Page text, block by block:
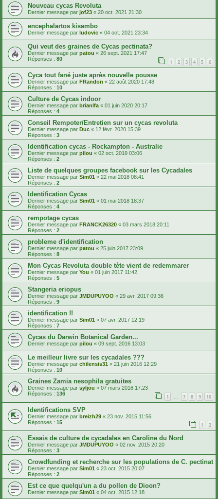
Nouveau cycas Revoluta
Dernier message par jof23 « 20 oct. 2021 21:30
encephalartos kisambo
Dernier message par ludovic « 04 oct. 2021 23:34
Qui veut des graines de Cycas pectinata?
Dernier message par patou « 26 sept. 2021 17:47
Réponses : 80 1 2 3 4 5 6
Cyca tout fané juste après nouvelle pousse
Dernier message par FRandon « 22 août 2020 17:48
Réponses : 10
Culture de Cycas indoor
Dernier message par brianlfa « 01 juin 2020 20:17
Réponses : 4
Conseil Rempoter/Entretien sur un cycas revoluta
Dernier message par Duc « 12 févr. 2020 15:39
Réponses : 3
Identification cycas - Rockampton - Australie
Dernier message par pilou « 02 oct. 2019 03:06
Réponses : 2
Liste de quelques groupes facebook sur les Cycadales
Dernier message par Sim01 « 22 mai 2018 08:41
Réponses : 2
Identification Cycas
Dernier message par Sim01 « 01 mai 2018 18:37
Réponses : 4
rempotage cycas
Dernier message par FRANCK26320 « 03 mars 2018 20:11
Réponses : 2
probleme d'identification
Dernier message par patou « 25 juin 2017 23:09
Réponses : 8
Mon Cycas Revoluta double tète vient de redemmarer
Dernier message par You « 01 juin 2017 11:42
Réponses : 5
Stangeria eriopus
Dernier message par JMDUPUYOO « 29 avr. 2017 09:36
Réponses : 9
identification !!
Dernier message par Sim01 « 07 avr. 2017 12:19
Réponses : 7
Cycas du Darwin Botanical Garden...
Dernier message par pilou « 09 sept. 2016 13:03
Le meilleur livre sur les cycadales ???
Dernier message par chilensis31 « 21 juin 2016 12:29
Réponses : 10
Graines Zamia nesophila gratuites
Dernier message par syljou « 07 mars 2016 17:23
Réponses : 136 1 … 7 8 9 10
Identifications SVP
Dernier message par breizh29 « 23 nov. 2015 11:56
Réponses : 15 1 2
Essais de culture de cycadales en Caroline du Nord
Dernier message par JMDUPUYOO « 02 nov. 2015 20:20
Réponses : 3
Crowdfunding et recherche sur les populations de C. pectinat
Dernier message par Sim01 « 23 oct. 2015 20:07
Réponses : 2
Est ce que quelqu'un a du pollen de Dioon?
Dernier message par Sim01 « 04 oct. 2015 12:18